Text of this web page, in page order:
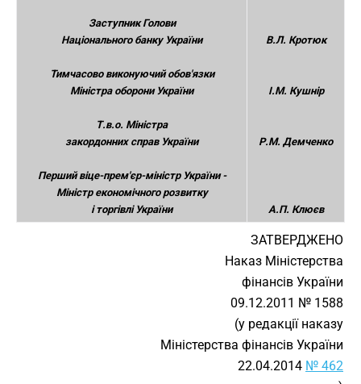
Заступник Голови
Національного банку України
Тимчасово виконуючий обов'язки
Міністра оборони України
Т.в.о. Міністра
закордонних справ України
Перший віце-прем'єр-міністр України -
Міністр економічного розвитку
і торгівлі України
В.Л. Кротюк
І.М. Кушнір
Р.М. Демченко
А.П. Клюєв
ЗАТВЕРДЖЕНО
Наказ Міністерства
фінансів України
09.12.2011 № 1588
(у редакції наказу
Міністерства фінансів України
22.04.2014 № 462